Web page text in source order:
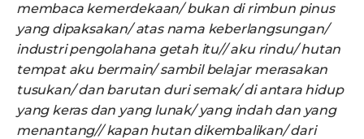
membaca kemerdekaan/ bukan di rimbun pinus
yang dipaksakan/ atas nama keberlangsungan/
industri pengolahana getah itu// aku rindu/ hutan
tempat aku bermain/ sambil belajar merasakan
tusukan/ dan barutan duri semak/ di antara hidup
yang keras dan yang lunak/ yang indah dan yang
menantang// kapan hutan dikembalikan/ dari